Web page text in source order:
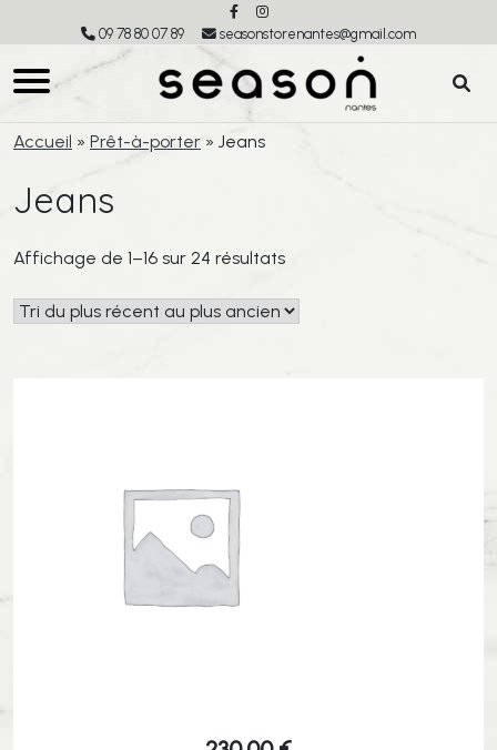
09 78 80 07 89 seasonstorenantes@gmail.com
Accueil » Prêt-à-porter » Jeans
Jeans
Affichage de 1–16 sur 24 résultatsTrié
plus